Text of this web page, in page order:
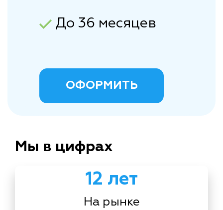
До 36 месяцев
ОФОРМИТЬ
Мы в цифрах
12 лет
На рынке